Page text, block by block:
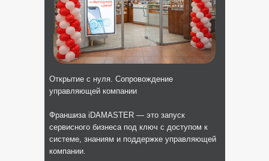
Открытие с нуля. Сопровождение
управляющей компании
Франшиза iDAMASTER — это запуск
сервисного бизнеса под ключ с доступом к
системе, знаниям и поддержке управляющей
компании.